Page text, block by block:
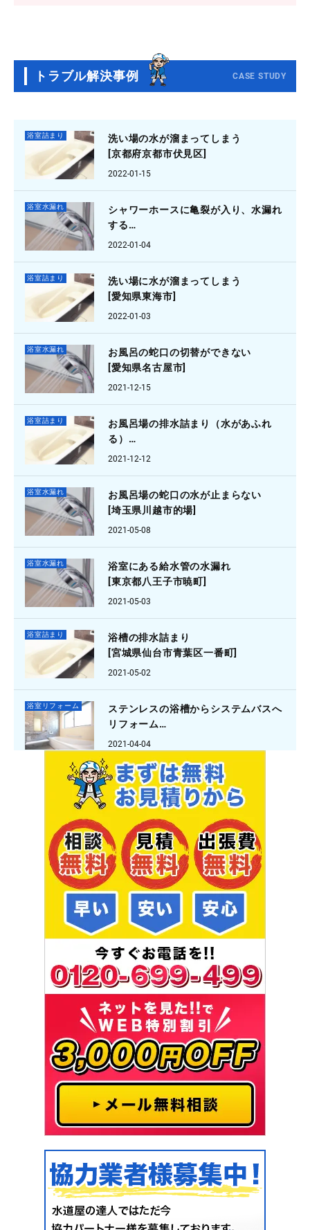
トラブル解決事例 CASE STUDY
浴室詰まり
洗い場の水が溜まってしまう
[京都府京都市伏見区]
2022-01-15
浴室水漏れ
シャワーホースに亀裂が入り、水漏れ
する
[大阪府羽曳野市]
2022-01-04
浴室詰まり
洗い場に水が溜まってしまう
[愛知県東海市]
2022-01-03
浴室水漏れ
お風呂の蛇口の切替ができない
[愛知県名古屋市]
2021-12-15
浴室詰まり
お風呂場の排水詰まり（水があふれ
る）
[東京都西東京市]
2021-12-12
浴室水漏れ
お風呂場の蛇口の水が止まらない
[埼玉県川越市的場]
2021-05-08
浴室水漏れ
浴室にある給水管の水漏れ
[東京都八王子市暁町]
2021-05-03
浴室詰まり
浴槽の排水詰まり
[宮城県仙台市青葉区一番町]
2021-05-02
浴室リフォーム
ステンレスの浴槽からシステムバスへ
リフォーム
[大阪府箕面市外院]
2021-04-04
蛇口の水が止まらない
[ 京都府京都市伏見区納所]
浴室詰まり
お風呂の詰まり
[埼玉県川口市安行領家]
2021-03-16
浴室詰まり
お風呂の水が抜けない
[千葉県千葉市中央区登戸]
2021-03-15
洗い場から逆流してくる
[大阪府堺市北区金岡町]
2021-03-12
浴室リフォーム
塩素除去機能付きシャワーヘッド交換
[愛知県北名古屋市九之坪]
2021-03-11
浴室水漏れ
お風呂場のどこかで水漏れの音がして
いる
[埼玉県川越市的場北]
2021-03-09
浴室水漏れ
混合水栓の温度調整が動かない
[茨城県取手市椚木]